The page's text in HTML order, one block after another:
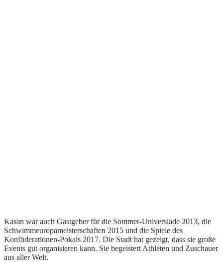
Kasan war auch Gastgeber für die Sommer-Universiade 2013, die
Schwimmeuropameisterschaften 2015 und die Spiele des
Konföderationen-Pokals 2017. Die Stadt hat gezeigt, dass sie große
Events gut organisieren kann. Sie begeistert Athleten und Zuschauer
aus aller Welt.